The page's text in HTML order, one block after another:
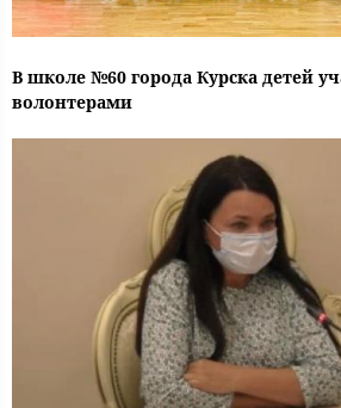
В школе №60 города Курска детей
волонтерами